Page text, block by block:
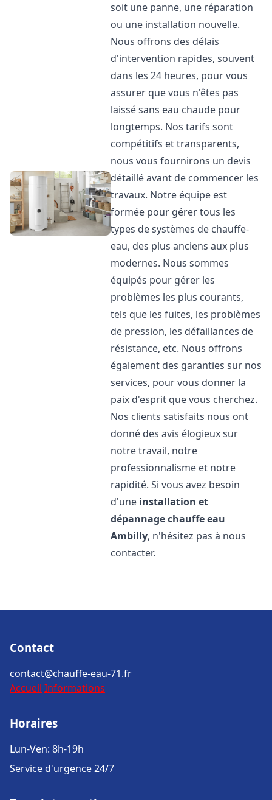
soit une panne, une réparation
ou une installation nouvelle.
Nous offrons des délais
d'intervention rapides, souvent
dans les 24 heures, pour vous
assurer que vous n'êtes pas
laissé sans eau chaude pour
longtemps. Nos tarifs sont
compétitifs et transparents,
nous vous fournirons un devis
détaillé avant de commencer les
travaux. Notre équipe est
formée pour gérer tous les
types de systèmes de chauffe-
eau, des plus anciens aux plus
modernes. Nous sommes
équipés pour gérer les
problèmes les plus courants,
tels que les fuites, les problèmes
de pression, les défaillances de
résistance, etc. Nous offrons
également des garanties sur nos
services, pour vous donner la
paix d'esprit que vous cherchez.
Nos clients satisfaits nous ont
donné des avis élogieux sur
notre travail, notre
professionnalisme et notre
rapidité. Si vous avez besoin
d'une installation et
dépannage chauffe eau
Ambilly, n'hésitez pas à nous
contacter.
Contact
contact@chauffe-eau-71.fr
Accueil Informations
Horaires
Lun-Ven: 8h-19h
Service d'urgence 24/7